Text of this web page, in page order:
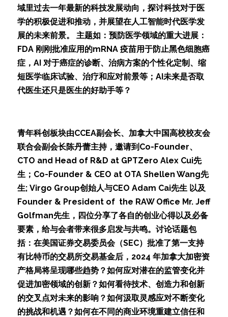
域里过去一年最新的科技发展动向，探讨科技对于医
学的积极促进和推动，并展望在人工智能时代医学发
展的未来前景。 主题如：预防医学领域的重大进展：
FDA 刚刚批准应用的mRNA 疫苗用于防止黑色细胞癌
症，AI 对于癌症的诊断、治病方案的个性化定制、缩
短医学临床试验、治疗和应对前景等；AI未来是否取
代医生还只是医生的好助手等？
青年科创板块由CCEA副会长、加拿大中国高校校友会
联合会副会长陈丹蕾主持，邀请到Co-Founder、
CTO and Head of R&D at GPTZero Alex Cui先
生；Co-Founder & CEO at OTA Shellen Wang先
生; Virgo Group创始人与CEO Adam Cai先生 以及
Founder & President of  the RAW Office Mr. Jeff
Golfman先生，四位分享了各自的创业心得以及必备
要素，给与会者带来很多启发与共鸣。讨论话题包
括：在美国证券交易委员会（SEC）批准了第一支持
有比特币的交易所交易基金后，2024 年加拿大加密资
产格局将呈现哪些趋势？如何应对潜在的监管变化并
促进加密领域的创新？如何看待技术、创造力和创新
的交叉点对未来的影响？如何汲取灵感应对不断变化
的挑战和机遇？如何在不同的商业环境重建立信任和